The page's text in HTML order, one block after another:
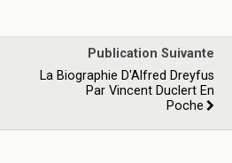
Publication Suivante
La Biographie D'Alfred Dreyfus
Par Vincent Duclert En
Poche